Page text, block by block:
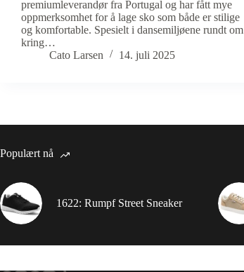
premiumleverandør fra Portugal og har fått mye
oppmerksomhet for å lage sko som både er stilige
og komfortable. Spesielt i dansemiljøene rundt om
kring…
Cato Larsen
14. juli 2025
Populært nå
1622: Rumpf Street Sneaker